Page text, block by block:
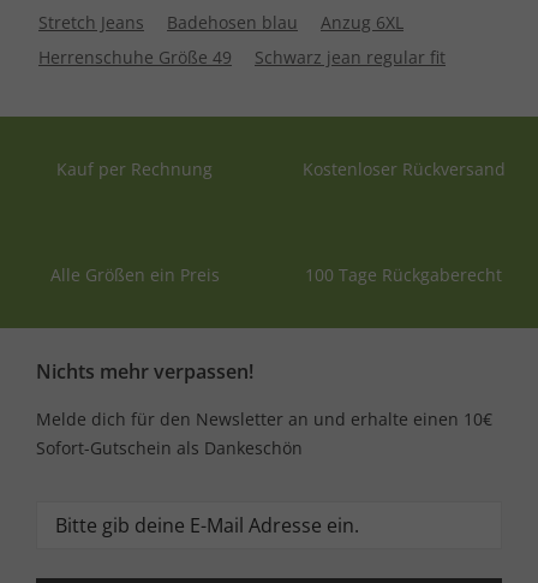
Stretch Jeans
Badehosen blau
Anzug 6XL
Herrenschuhe Größe 49
Schwarz jean regular fit
Kauf per Rechnung Kostenloser Rückversand
Alle Größen ein Preis 100 Tage Rückgaberecht
Nichts mehr verpassen!
Melde dich für den Newsletter an und erhalte einen 10€
Sofort-Gutschein als Dankeschön